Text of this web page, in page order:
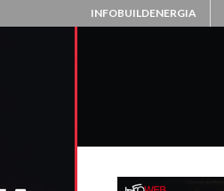
INFOBUILDENERGIA